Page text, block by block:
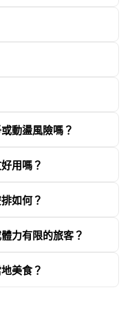
動盪風險嗎？
用嗎？
如何？
力有限的旅客？
美食？